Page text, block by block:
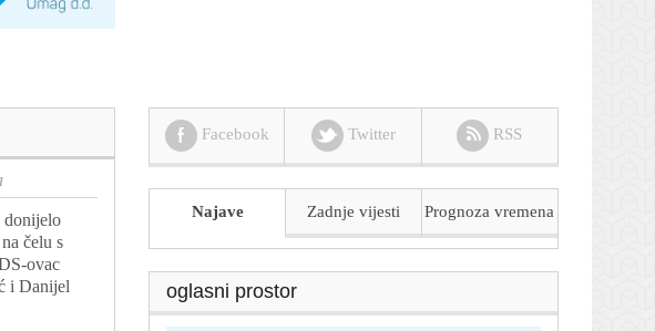
donijelo
čelu s
ovac
i Danijel
Facebook Twitter RSS
Najave Zadnje vijesti Prognoza vremena
oglasni prostor